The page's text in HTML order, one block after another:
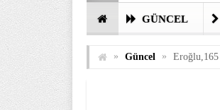
PARTİ’DE YENİ
GÜNCEL
» Güncel »